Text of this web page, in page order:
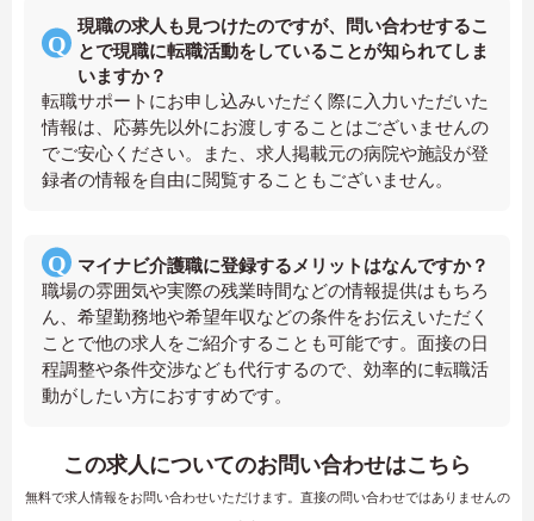
現職の求人も見つけたのですが、問い合わせするこ
とで現職に転職活動をしていることが知られてしま
いますか？
転職サポートにお申し込みいただく際に入力いただいた
情報は、応募先以外にお渡しすることはございませんの
でご安心ください。また、求人掲載元の病院や施設が登
録者の情報を自由に閲覧することもございません。
マイナビ介護職に登録するメリットはなんですか？
職場の雰囲気や実際の残業時間などの情報提供はもちろ
ん、希望勤務地や希望年収などの条件をお伝えいただく
ことで他の求人をご紹介することも可能です。面接の日
程調整や条件交渉なども代行するので、効率的に転職活
動がしたい方におすすめです。
この求人についてのお問い合わせはこちら
無料で求人情報をお問い合わせいただけます。直接の問い合わせではありませんの